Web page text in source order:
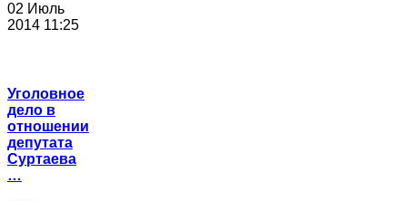
02 Июль
2014 11:25
Уголовное
дело в
отношении
депутата
Суртаева
…